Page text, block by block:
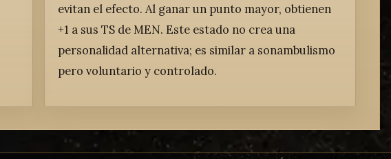
evitan el efecto. Al ganar un punto mayor, obtienen
+1 a sus TS de MEN. Este estado no crea una
personalidad alternativa; es similar a sonambulismo
pero voluntario y controlado.